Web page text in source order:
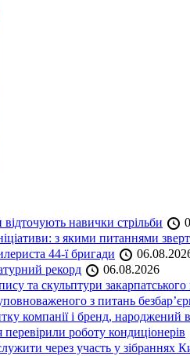
навички стрільби
з якими питаннями
44-ї бригади
рекорд
06.08.2026
та скульптури
з питань
компанії і бренд, народжений
роботу кондиціонерів
через участь у зібраннях